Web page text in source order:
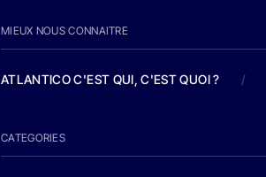
MIEUX NOUS CONNAITRE
ATLANTICO C'EST QUI, C'EST QUOI ? /
CATEGORIES